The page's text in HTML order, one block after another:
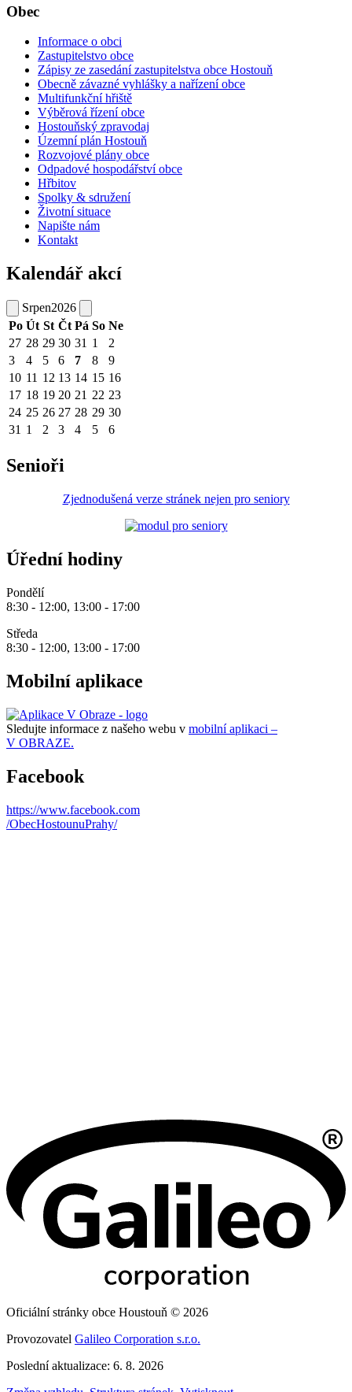
Obec
Informace o obci
Zastupitelstvo obce
Zápisy ze zasedání zastupitelstva obce Hostouň
Obecně závazné vyhlášky a nařízení obce
Multifunkční hřiště
Výběrová řízení obce
Hostouňský zpravodaj
Územní plán Hostouň
Rozvojové plány obce
Odpadové hospodářství obce
Hřbitov
Spolky & sdružení
Životní situace
Napište nám
Kontakt
Kalendář akcí
Srpen2026
Po Út St Čt Pá So Ne
27 28 29 30 31 1
2
3
4 5 6 7 8
9
10 11 12 13 14 15 16
17 18 19 20 21 22 23
24 25 26 27 28 29 30
31 1 2 3 4 5 6
Senioři
Zjednodušená verze stránek nejen pro seniory
Úřední hodiny
Pondělí
8:30 - 12:00, 13:00 - 17:00
Středa
8:30 - 12:00, 13:00 - 17:00
Mobilní aplikace
Sledujte informace z našeho webu v mobilní aplikaci –
V OBRAZE.
Facebook
https://www.facebook.com
/ObecHostounuPrahy/
Oficiální stránky obce Houstouň © 2026
Provozovatel Galileo Corporation s.r.o.
Poslední aktualizace: 6. 8. 2026